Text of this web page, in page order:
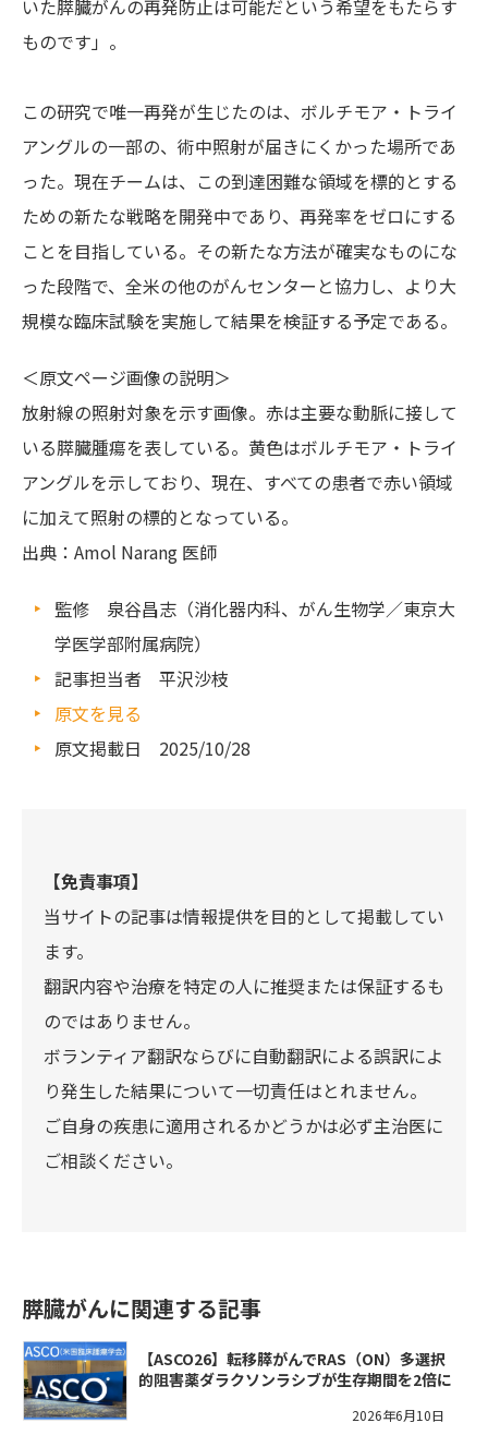
いた膵臓がんの再発防止は可能だという希望をもたらす
ものです」。
この研究で唯一再発が生じたのは、ボルチモア・トライ
アングルの一部の、術中照射が届きにくかった場所であ
った。現在チームは、この到達困難な領域を標的とする
ための新たな戦略を開発中であり、再発率をゼロにする
ことを目指している。その新たな方法が確実なものにな
った段階で、全米の他のがんセンターと協力し、より大
規模な臨床試験を実施して結果を検証する予定である。
＜原文ページ画像の説明＞
放射線の照射対象を示す画像。赤は主要な動脈に接して
いる膵臓腫瘍を表している。黄色はボルチモア・トライ
アングルを示しており、現在、すべての患者で赤い領域
に加えて照射の標的となっている。
出典：Amol Narang 医師
監修 泉谷昌志（消化器内科、がん生物学／東京大
学医学部附属病院）
記事担当者 平沢沙枝
原文を見る
原文掲載日 2025/10/28
【免責事項】
当サイトの記事は情報提供を目的として掲載してい
ます。
翻訳内容や治療を特定の人に推奨または保証するも
のではありません。
ボランティア翻訳ならびに自動翻訳による誤訳によ
り発生した結果について一切責任はとれません。
ご自身の疾患に適用されるかどうかは必ず主治医に
ご相談ください。
膵臓がんに関連する記事
【ASCO26】転移膵がんでRAS（ON）多選択
的阻害薬ダラクソンラシブが生存期間を2倍に
2026年6月10日